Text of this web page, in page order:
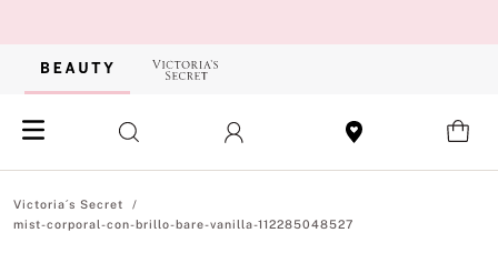
mist-corporal-con-brillo-bare-vanilla-112285048527